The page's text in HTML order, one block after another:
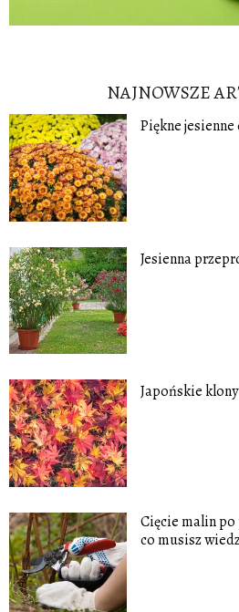
NAJNOWSZE
Piękne
Jesienna
Japońskie
Cięcie malin
co musisz